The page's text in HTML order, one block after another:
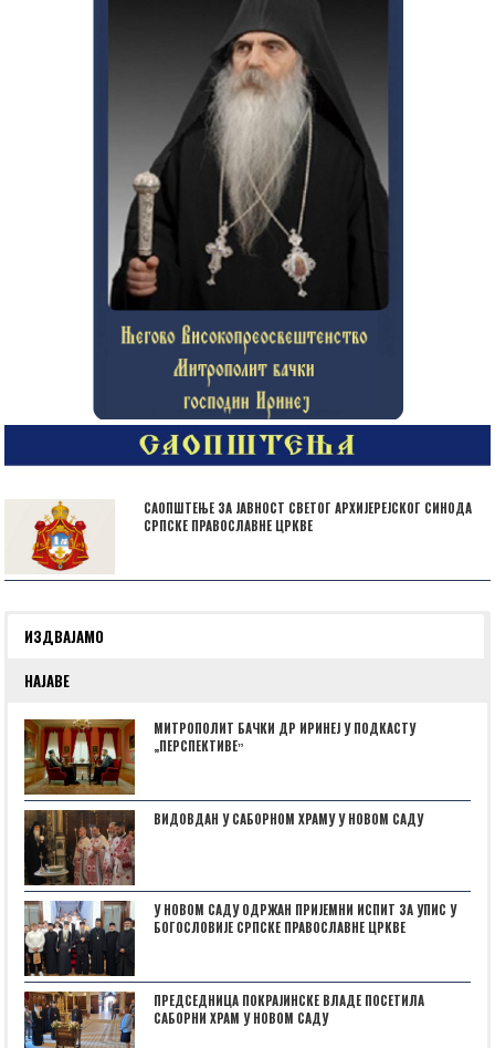
САОПШТЕЊЕ ЗА ЈАВНОСТ СВЕТОГ АРХИЈЕРЕЈСКОГ СИНОДА
СРПСКЕ ПРАВОСЛАВНЕ ЦРКВЕ
ИЗДВАЈАМО
НАЈАВЕ
МИТРОПОЛИТ БАЧКИ ДР ИРИНЕЈ У ПОДКАСТУ
„ПЕРСПЕКТИВЕˮ
ВИДОВДАН У САБОРНОМ ХРАМУ У НОВОМ САДУ
У НОВОМ САДУ ОДРЖАН ПРИЈЕМНИ ИСПИТ ЗА УПИС У
БОГОСЛОВИЈЕ СРПСКЕ ПРАВОСЛАВНЕ ЦРКВЕ
ПРЕДСЕДНИЦА ПОКРАЈИНСКЕ ВЛАДЕ ПОСЕТИЛА
САБОРНИ ХРАМ У НОВОМ САДУ